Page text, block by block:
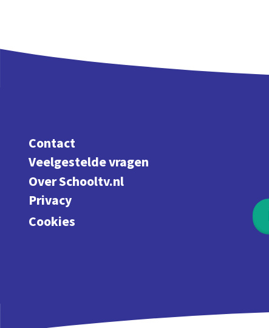
Contact
Veelgestelde vragen
Over Schooltv.nl
Privacy
Cookies